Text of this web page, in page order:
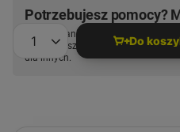
Ilość produktów Do
Potrzebujesz pomocy?
Zadaj pytanie a my odpowiemy
najciekawsze pytania i odpowiedzi
dla innych.